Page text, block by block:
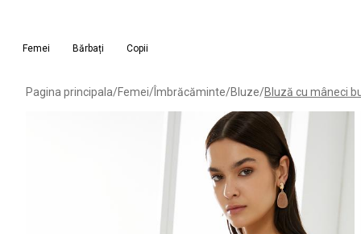
Femei Bărbați Copii
Pagina principala/Femei/Îmbrăcăminte/Bluze/Bluză cu mâneci